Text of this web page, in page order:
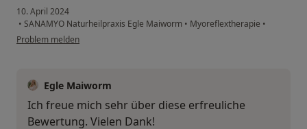
10. April 2024
• SANAMYO Naturheilpraxis Egle Maiworm • Myoreflextherapie •
Problem melden
Egle Maiworm
Ich freue mich sehr über diese erfreuliche
Bewertung. Vielen Dank!